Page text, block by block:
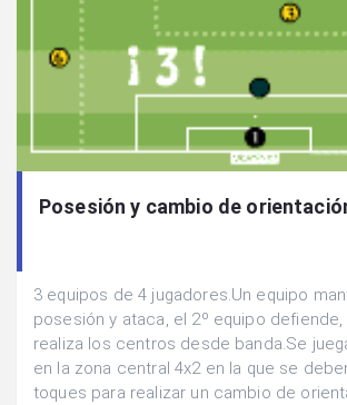
Posesión y cambio de
3 equipos de 4 jugadores.Un equipo
posesión y ataca, el 2º equipo defiende,
realiza los centros desde banda.Se
en la zona central 4x2 en la que se
toques para realizar un cambio de